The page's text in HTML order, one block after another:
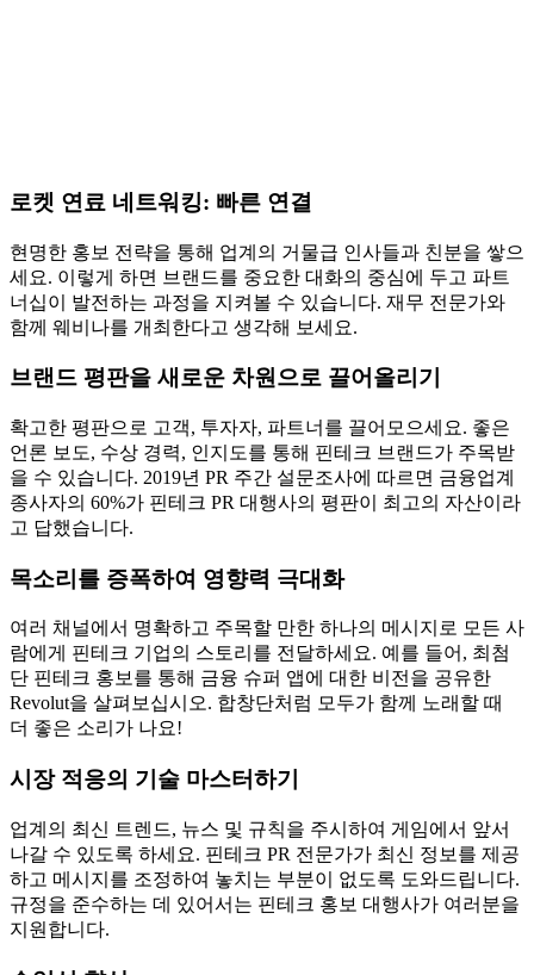
로켓 연료 네트워킹: 빠른 연결
현명한 홍보 전략을 통해 업계의 거물급 인사들과 친분을 쌓으
세요. 이렇게 하면 브랜드를 중요한 대화의 중심에 두고 파트
너십이 발전하는 과정을 지켜볼 수 있습니다. 재무 전문가와
함께 웨비나를 개최한다고 생각해 보세요.
브랜드 평판을 새로운 차원으로 끌어올리기
확고한 평판으로 고객, 투자자, 파트너를 끌어모으세요. 좋은
언론 보도, 수상 경력, 인지도를 통해 핀테크 브랜드가 주목받
을 수 있습니다. 2019년 PR 주간 설문조사에 따르면 금융업계
종사자의 60%가 핀테크 PR 대행사의 평판이 최고의 자산이라
고 답했습니다.
목소리를 증폭하여 영향력 극대화
여러 채널에서 명확하고 주목할 만한 하나의 메시지로 모든 사
람에게 핀테크 기업의 스토리를 전달하세요. 예를 들어, 최첨
단 핀테크 홍보를 통해 금융 슈퍼 앱에 대한 비전을 공유한
Revolut을 살펴보십시오. 합창단처럼 모두가 함께 노래할 때
더 좋은 소리가 나요!
시장 적응의 기술 마스터하기
업계의 최신 트렌드, 뉴스 및 규칙을 주시하여 게임에서 앞서
나갈 수 있도록 하세요. 핀테크 PR 전문가가 최신 정보를 제공
하고 메시지를 조정하여 놓치는 부분이 없도록 도와드립니다.
규정을 준수하는 데 있어서는 핀테크 홍보 대행사가 여러분을
지원합니다.